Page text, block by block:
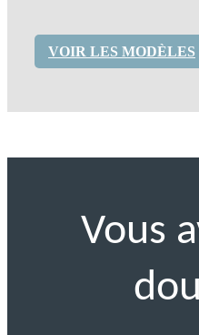
VOIR LES MODÈLES
Vous